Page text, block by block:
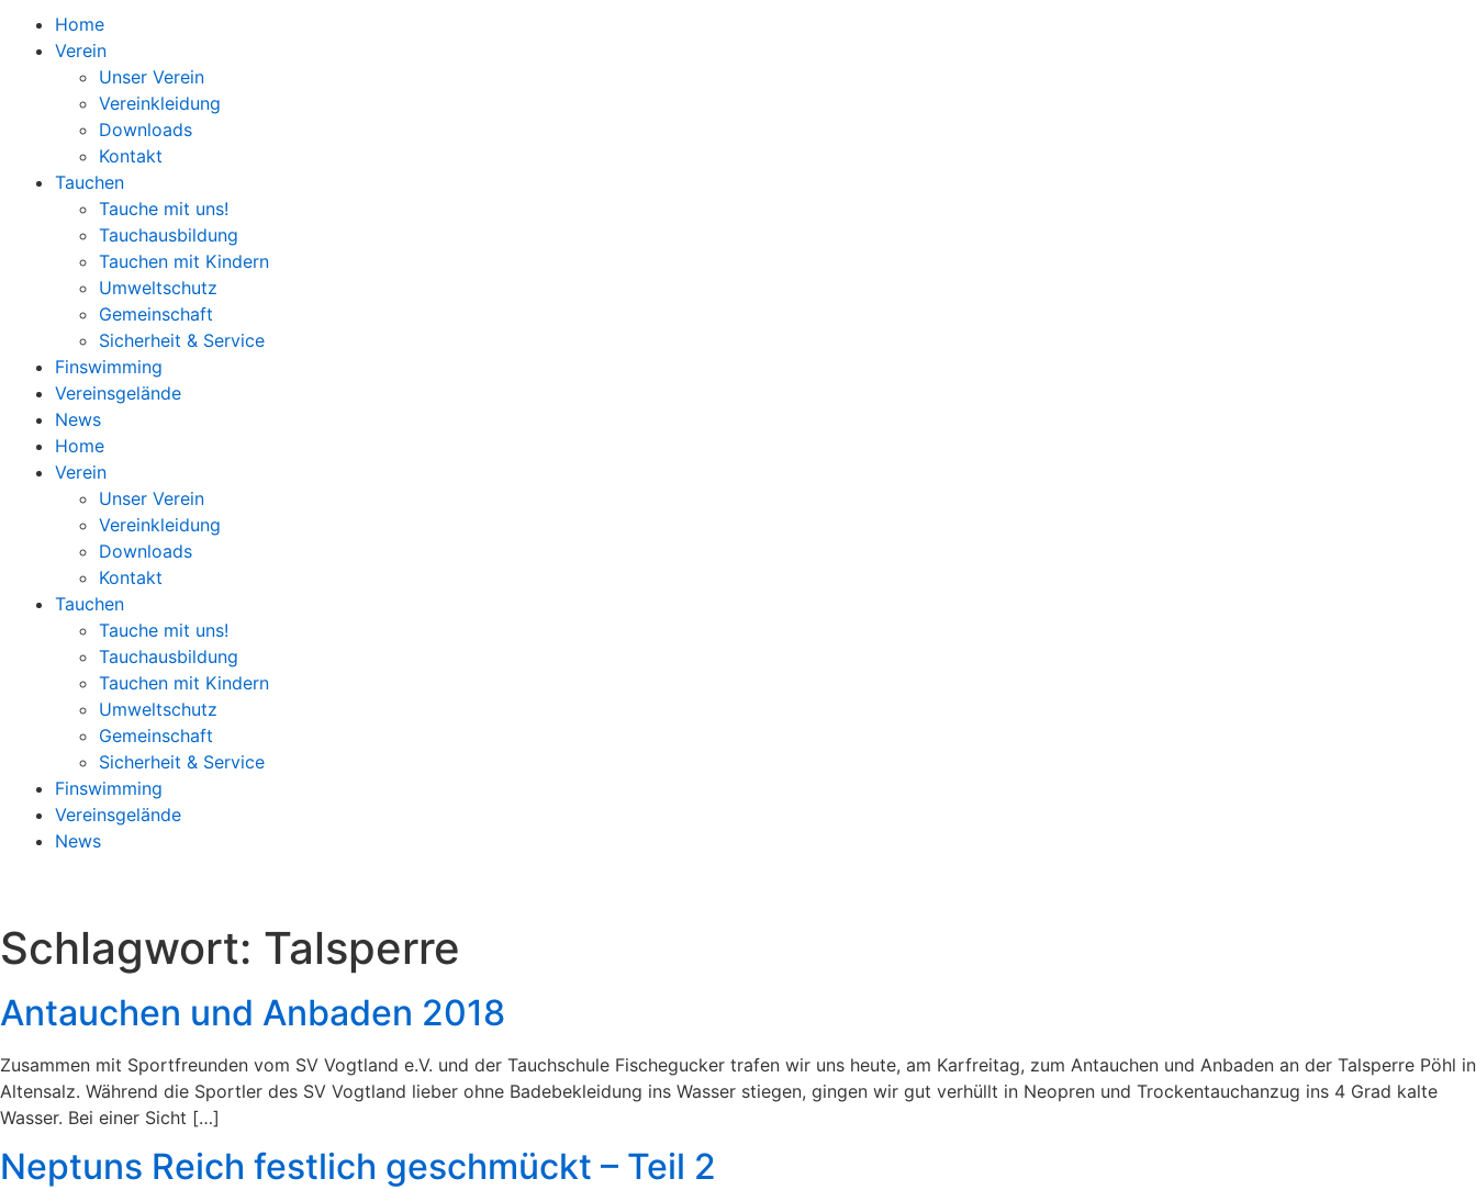
Home
Verein
Unser Verein
Vereinkleidung
Downloads
Kontakt
Tauchen
Tauche mit uns!
Tauchausbildung
Tauchen mit Kindern
Umweltschutz
Gemeinschaft
Sicherheit & Service
Finswimming
Vereinsgelände
News
Home
Verein
Unser Verein
Vereinkleidung
Downloads
Kontakt
Tauchen
Tauche mit uns!
Tauchausbildung
Tauchen mit Kindern
Umweltschutz
Gemeinschaft
Sicherheit & Service
Finswimming
Vereinsgelände
News
Schlagwort: Talsperre
Antauchen und Anbaden 2018
Zusammen mit Sportfreunden vom SV Vogtland e.V. und der Tauchschule Fischegucker trafen wir uns heute, am Karfreitag, zum Antauchen und Anbaden an der Talsperre Pöhl in
Altensalz. Während die Sportler des SV Vogtland lieber ohne Badebekleidung ins Wasser stiegen, gingen wir gut verhüllt in Neopren und Trockentauchanzug ins 4 Grad kalte
Wasser. Bei einer Sicht […]
Neptuns Reich festlich geschmückt – Teil 2